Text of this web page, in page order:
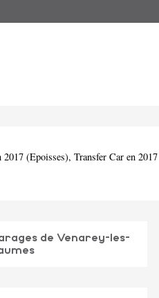
(Epoisses), Transfer Car en 2017
de Venarey-les-